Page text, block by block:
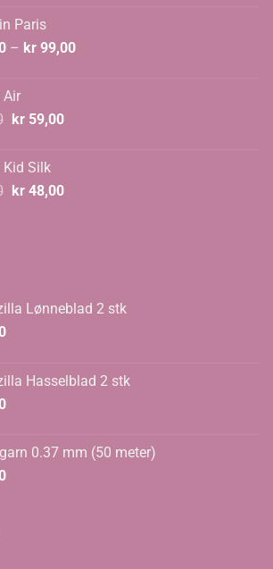
kr 129,00.
Paris
– kr 99,00Prisområde:
Air
Opprinnelig
kr 67,00.
kr59,00Nåværende
Kid Silk
Opprinnelig
kr48,00Nåværende
Lønneblad 2 stk
Hasselblad 2 stk
0.37 mm (50 meter)